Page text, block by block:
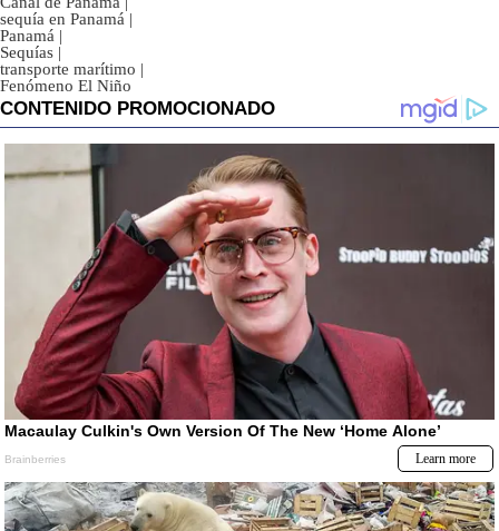
sequía en Panamá |
Panamá |
Sequías |
transporte marítimo |
Fenómeno El Niño